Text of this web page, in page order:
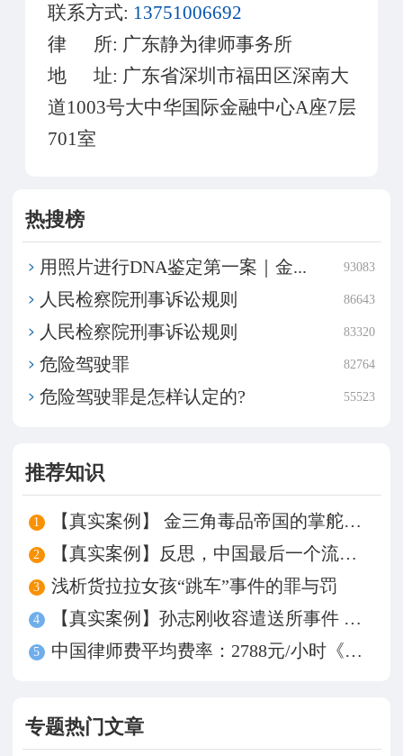
联系方式: 13751006692
律 所: 广东静为律师事务所
地 址: 广东省深圳市福田区深南大
道1003号大中华国际金融中心A座7层
701室
热搜榜
用照片进行DNA鉴定第一案｜金... 93083
​人民检察院刑事诉讼规则 86643
​人民检察院刑事诉讼规则 83320
危险驾驶罪 82764
危险驾驶罪是怎样认定的? 55523
推荐知识
1 【真实案例】 金三角毒品帝国的掌舵人——坤沙
2 【真实案例】反思，中国最后一个流氓罪——牛玉强
3 浅析货拉拉女孩“跳车”事件的罪与罚
4 【真实案例】孙志刚收容遣送所事件 谁来为被殴致死买单？
5 中国律师费平均费率：2788元/小时《中国律师事务所费率调查》发布
专题热门文章